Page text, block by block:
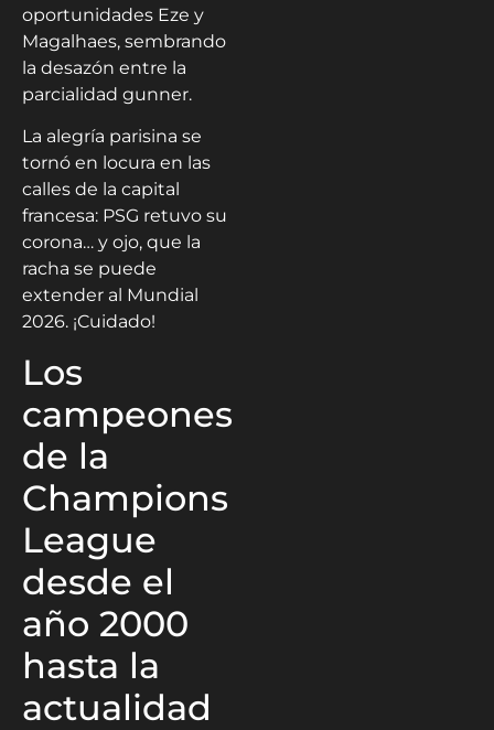
oportunidades Eze y
Magalhaes, sembrando
la desazón entre la
parcialidad gunner.
La alegría parisina se
tornó en locura en las
calles de la capital
francesa: PSG retuvo su
corona… y ojo, que la
racha se puede
extender al Mundial
2026. ¡Cuidado!
Los
campeones
de la
Champions
League
desde el
año 2000
hasta la
actualidad